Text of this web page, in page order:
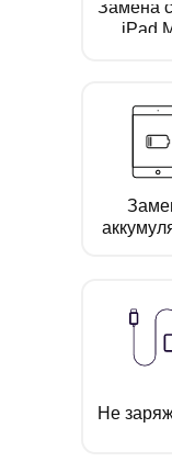
Замена
iPad
Не